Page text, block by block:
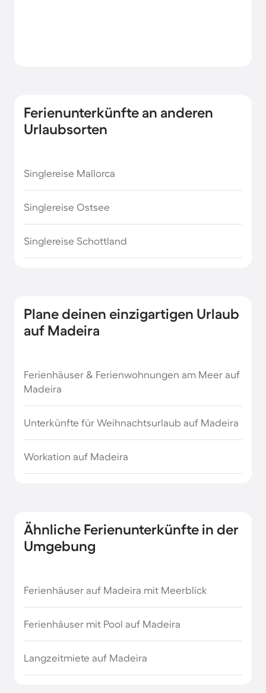
Ferienunterkünfte an anderen
Urlaubsorten
Singlereise Mallorca
Singlereise Ostsee
Singlereise Schottland
Plane deinen einzigartigen Urlaub
auf Madeira
Ferienhäuser & Ferienwohnungen am Meer auf
Madeira
Unterkünfte für Weihnachtsurlaub auf Madeira
Workation auf Madeira
Ähnliche Ferienunterkünfte in der
Umgebung
Ferienhäuser auf Madeira mit Meerblick
Ferienhäuser mit Pool auf Madeira
Langzeitmiete auf Madeira